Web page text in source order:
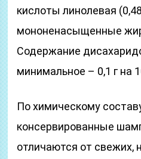
кислоты линолевая
мононенасыщенные
Содержание
минимальное – 0,1 г на
По химическому
консервированные
отличаются от свежих,